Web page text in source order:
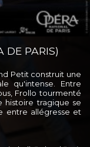
DE PARIS)
Petit construit une
qu'intense. Entre
Frollo tourmenté
histoire tragique se
entre allégresse et